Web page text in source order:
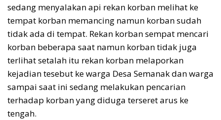
sedang menyalakan api rekan korban melihat ke
tempat korban memancing namun korban sudah
tidak ada di tempat. Rekan korban sempat mencari
korban beberapa saat namun korban tidak juga
terlihat setalah itu rekan korban melaporkan
kejadian tesebut ke warga Desa Semanak dan warga
sampai saat ini sedang melakukan pencarian
terhadap korban yang diduga terseret arus ke
tengah.